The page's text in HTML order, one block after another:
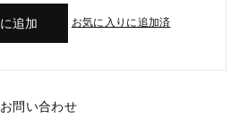
お気に入りに追加済
お問い合わせ